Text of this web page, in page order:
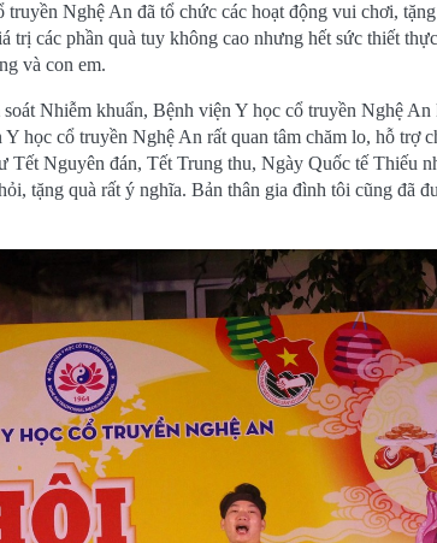
Nghệ An đã tổ chức các hoạt động vui chơi,
trị các phần quà tuy không cao nhưng hết sức thiết
và con em.
Nhiễm khuẩn, Bệnh viện Y học cổ truyền Nghệ An
học cổ truyền Nghệ An rất quan tâm chăm lo, hỗ trợ
Nguyên đán, Tết Trung thu, Ngày Quốc tế Thiếu
tặng quà rất ý nghĩa. Bản thân gia đình tôi cũng đã